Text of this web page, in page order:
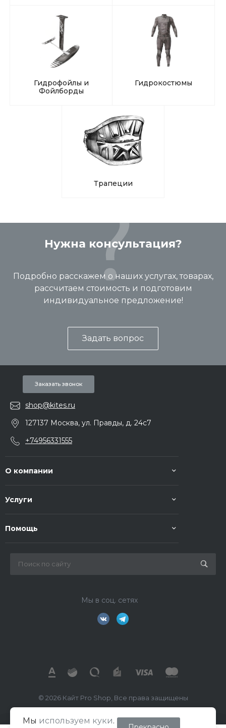
Гидрофойлы и
Фойлборды
Гидрокостюмы
Трапеции
Нужна консультация?
Подробно расскажем о наших услугах, товарах,
рассчитаем стоимость и подготовим
индивидуальное предложение!
Задать вопрос
Заказать звонок
shop@kites.ru
127137 Москва, ул. Правды, д. 24с7
+74956331555
О компании
Услуги
Помощь
Мы в соц. сетях
© 2026 Кайт Pro Shop, Все права защищены
ИП Маркелов В.А.
Мы используем куки.